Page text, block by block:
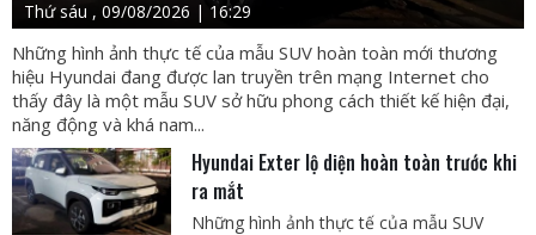
Thứ sáu , 09/08/2026 | 16:29
Những hình ảnh thực tế của mẫu SUV hoàn toàn mới thương
hiệu Hyundai đang được lan truyền trên mạng Internet cho
thấy đây là một mẫu SUV sở hữu phong cách thiết kế hiện đại,
năng động và khá nam...
Hyundai Exter lộ diện hoàn toàn trước khi
ra mắt
Những hình ảnh thực tế của mẫu SUV